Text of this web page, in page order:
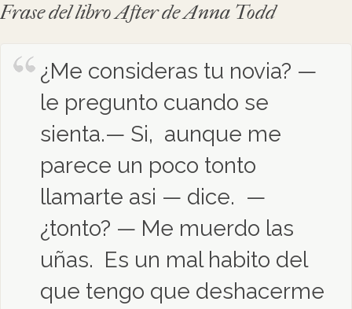
Frase del libro After de Anna Todd
¿Me consideras tu novia? —
le pregunto cuando se
sienta.— Si, aunque me
parece un poco tonto
llamarte asi — dice. —
¿tonto? — Me muerdo las
uñas. Es un mal habito del
que tengo que deshacerme